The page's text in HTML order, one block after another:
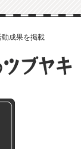
動成果を掲載